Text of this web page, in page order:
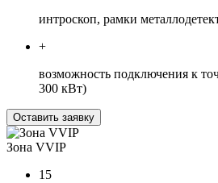
интроскоп, рамки
+
возможность подключения к
300 кВт)
Оставить заявку
Зона VVIP
15